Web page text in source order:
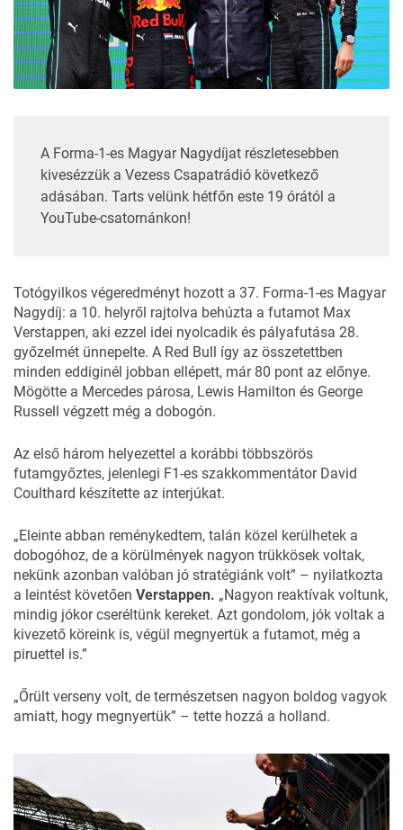
A Forma-1-es Magyar Nagydíjat részletesebben
kivesézzük a Vezess Csapatrádió következő
adásában. Tarts velünk hétfőn este 19 órától a
YouTube-csatornánkon!
Totógyilkos végeredményt hozott a 37. Forma-1-es Magyar
Nagydíj: a 10. helyről rajtolva behúzta a futamot Max
Verstappen, aki ezzel idei nyolcadik és pályafutása 28.
győzelmét ünnepelte. A Red Bull így az összetettben
minden eddiginél jobban ellépett, már 80 pont az előnye.
Mögötte a Mercedes párosa, Lewis Hamilton és George
Russell végzett még a dobogón.
Az első három helyezettel a korábbi többszörös
futamgyőztes, jelenlegi F1-es szakkommentátor David
Coulthard készítette az interjúkat.
„Eleinte abban reménykedtem, talán közel kerülhetek a
dobogóhoz, de a körülmények nagyon trükkösek voltak,
nekünk azonban valóban jó stratégiánk volt” – nyilatkozta
a leintést követően Verstappen. „Nagyon reaktívak voltunk,
mindig jókor cseréltünk kereket. Azt gondolom, jók voltak a
kivezető köreink is, végül megnyertük a futamot, még a
piruettel is.”
„Őrült verseny volt, de természetsen nagyon boldog vagyok
amiatt, hogy megnyertük” – tette hozzá a holland.